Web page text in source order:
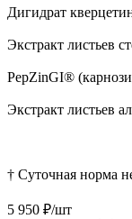
Дигидрат
Экстракт листьев
PepZinGI®
Экстракт листьев
† Суточная норма
5 950 ₽/шт